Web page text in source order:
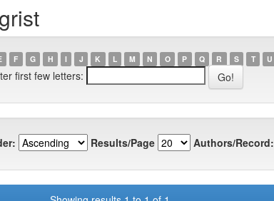
F G H I J K L M N O P Q R S T U
first few letters:
Results/Page Authors/Record: